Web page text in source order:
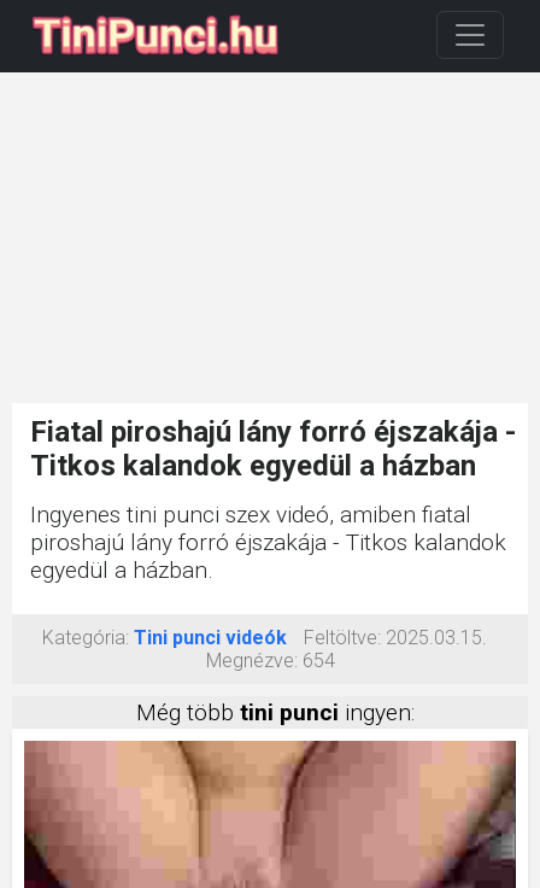
Fiatal piroshajú lány forró éjszakája -
Titkos kalandok egyedül a házban
Ingyenes tini punci szex videó, amiben fiatal
piroshajú lány forró éjszakája - Titkos kalandok
egyedül a házban.
Kategória: Tini punci videók Feltöltve: 2025.03.15.
Megnézve: 654
Még több tini punci ingyen: